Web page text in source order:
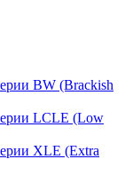
BW (Brackish
LCLE (Low
XLE (Extra